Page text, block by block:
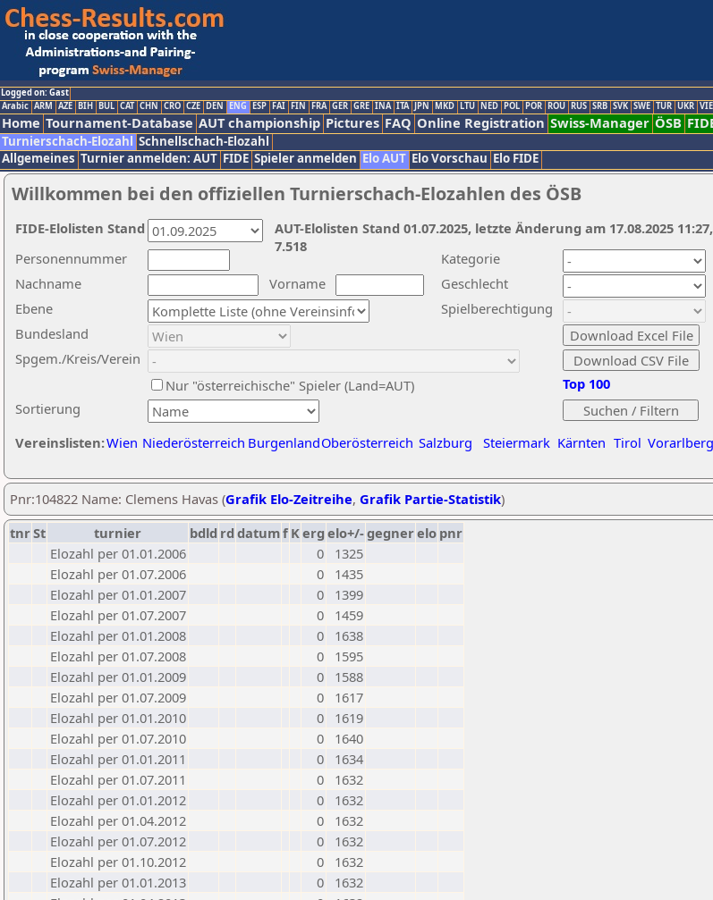
Logged on: Gast
Arabic ARM AZE BIH BUL CAT CHN CRO CZE DEN ENG ESP FAI FIN FRA GER GRE INA ITA JPN MKD LTU NED POL POR ROU RUS SRB SVK SWE TUR UKR VIE
Home Tournament-Database AUT championship Pictures FAQ Online Registration Swiss-Manager ÖSB
Turnierschach-Elozahl Schnellschach-Elozahl
Allgemeines Turnier anmelden: AUT FIDE Spieler anmelden Elo AUT Elo Vorschau Elo FIDE
Willkommen bei den offiziellen Turnierschach-Elozahlen des ÖSB
Nachname
Vorname
Ebene
Kategorie
Sortierung
Personennummer
Bundesland
Spgem./Kreis/Verein
Geschlecht
Nur "österreichische" Spieler (Land=AUT)
Spielberechtigung
Vereinslisten:Wien Niederösterreich BurgenlandOberösterreich Salzburg Steiermark Kärnten Tirol Vorarlberg
Top 100
AUT-Elolisten Stand 01.07.2025, letzte Änderung am 17.08.2025
7.518
FIDE-Elolisten Stand
Pnr:104822 Name: Clemens Havas (Grafik Elo-Zeitreihe, Grafik Partie-Statistik)
tnrSt turnier bdld rd datumf Kerg elo+/-gegnerelo pnr
Elozahl per 01.01.2006
0
1325
Elozahl per 01.07.2006
0
1435
Elozahl per 01.01.2007
0
1399
Elozahl per 01.07.2007
0
1459
Elozahl per 01.01.2008
0
1638
Elozahl per 01.07.2008
0
1595
Elozahl per 01.01.2009
0
1588
Elozahl per 01.07.2009
0
1617
Elozahl per 01.01.2010
0
1619
Elozahl per 01.07.2010
0
1640
Elozahl per 01.01.2011
0
1634
Elozahl per 01.07.2011
0
1632
Elozahl per 01.01.2012
0
1632
Elozahl per 01.04.2012
0
1632
Elozahl per 01.07.2012
0
1632
Elozahl per 01.10.2012
0
1632
Elozahl per 01.01.2013
0
1632